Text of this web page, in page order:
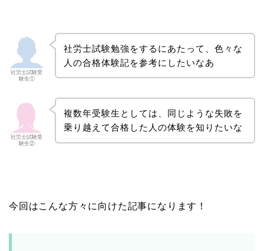
社労士試験受
験生①
社労士試験勉強をするにあたって、色々な
人の合格体験記を参考にしたいなあ
社労士試験受
験生②
複数年受験生としては、同じような失敗を
乗り越えて合格した人の体験を知りたいな
今回はこんな方々に向けた記事になります！